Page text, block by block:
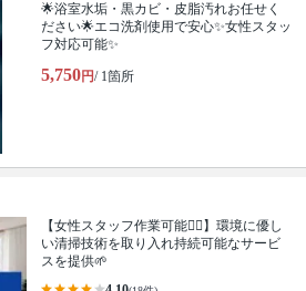
🌟浴室水垢・黒カビ・皮脂汚れお任せく
ださい🌟エコ洗剤使用で安心✨女性スタッ
フ対応可能✨
5,750円/ 1箇所
【女性スタッフ作業可能🙆‍♀️】環境に優し
い清掃技術を取り入れ持続可能なサービ
スを提供🌱